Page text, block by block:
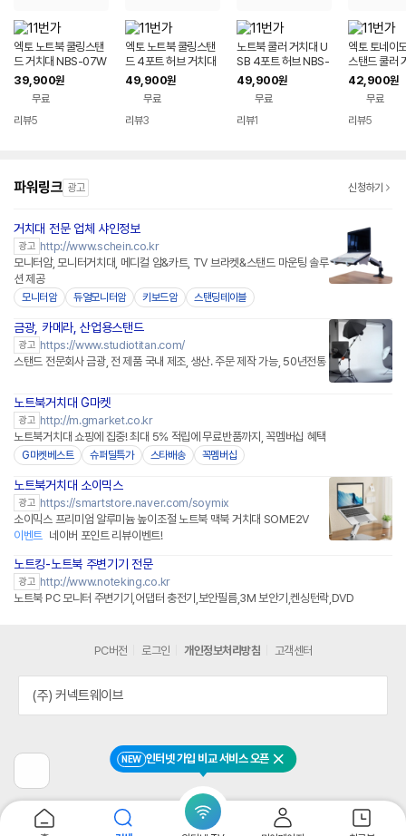
엑토 노트북 쿨링스탠
드 거치대 NBS-07W
39,900원
무료
리뷰5
엑토 노트북 쿨링스탠
드 4포트 허브 거치대
NBS-07H
49,900원
무료
리뷰3
노트북 쿨러 거치대 U
SB 4포트 허브 NBS-
07H
49,900원
무료
리뷰1
엑토 토네이
스탠드 쿨러
BS-09WH
42,900원
무료
리뷰5
파워링크 광고 신청하기
거치대 전문 업체 샤인정보
광고 http://www.schein.co.kr
모니터암, 모니터거치대, 메디컬 암&카트, TV 브라켓&스탠드 마운팅 솔루
션 제공
모니터암 듀얼모니터암 키보드암 스탠딩테이블
금광, 카메라, 산업용스탠드
광고 https://www.studiotitan.com/
스탠드 전문회사 금광, 전 제품 국내 제조, 생산. 주문 제작 가능, 50년전통
노트북거치대 G마켓
광고 http://m.gmarket.co.kr
노트북거치대 쇼핑에 집중! 최대 5% 적립에 무료반품까지, 꼭멤버십 혜택
G마켓베스트 슈퍼딜특가 스타배송 꼭멤버십
노트북거치대 소이믹스
광고 https://smartstore.naver.com/soymix
소이믹스 프리미엄 알루미늄 높이조절 노트북 맥북 거치대 SOME2V
이벤트 네이버 포인트 리뷰이벤트!
노트킹-노트북 주변기기 전문
광고 http://www.noteking.co.kr
노트북 PC 모니터 주변기기,어댑터 충전기,보안필름,3M 보안기,켄싱턴락,DVD
전
페
이
지
NEW 인터넷 가입 비교 서비스 오픈 닫기
PC버전 로그인 개인정보처리방침 고객센터
(주) 커넥트웨이브